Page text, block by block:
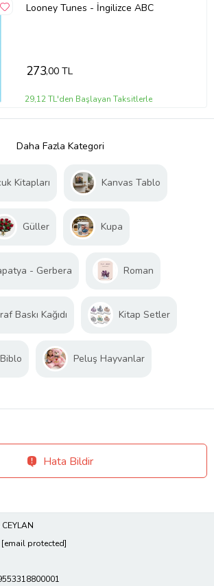
Looney Tunes - İngilizce ABC
273,00 TL
29,12 TL'den Başlayan Taksitlerle
Daha Fazla Kategori
Kitapları Kanvas Tablo
Güller Kupa
- Gerbera Roman
Baskı Kağıdı Kitap Setler
Biblo Peluş Hayvanlar
Hata Bildir
[email protected]